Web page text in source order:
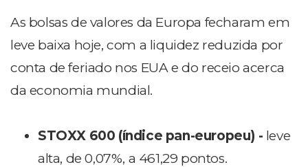
As bolsas de valores da Europa fecharam em
leve baixa hoje, com a liquidez reduzida por
conta de feriado nos EUA e do receio acerca
da economia mundial.
STOXX 600 (índice pan-europeu) - leve
alta, de 0,07%, a 461,29 pontos.